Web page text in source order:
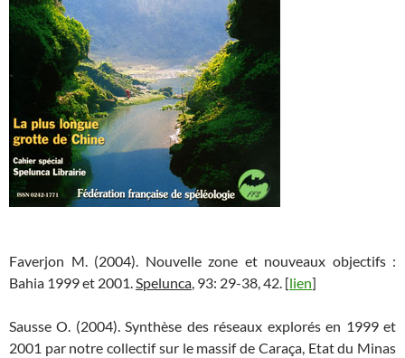
Faverjon M. (2004). Nouvelle zone et nouveaux objectifs :
Bahia 1999 et 2001.Spelunca, 93: 29-38, 42. [lien]
Sausse O. (2004). Synthèse des réseaux explorés en 1999 et
2001 par notre collectif sur le massif de Caraça, Etat du Minas